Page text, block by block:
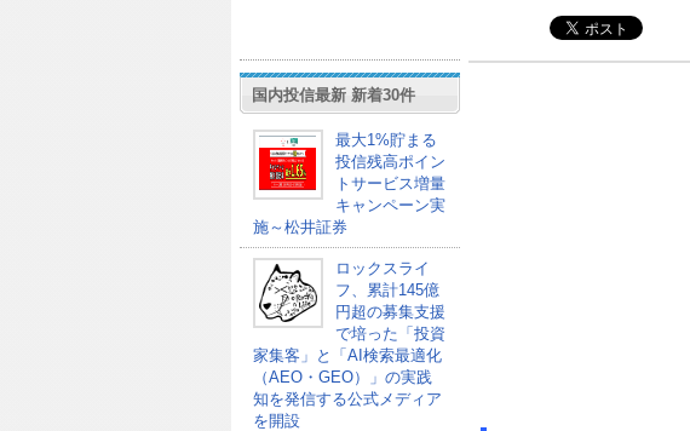
国内投信最新 新着30件
最大1%貯まる
投信残高ポイン
トサービス増量
キャンペーン実
施～松井証券
ロックスライ
フ、累計145億
円超の募集支援
で培った「投資
家集客」と「AI検索最適化
（AEO・GEO）」の実践
知を発信する公式メディア
を開設